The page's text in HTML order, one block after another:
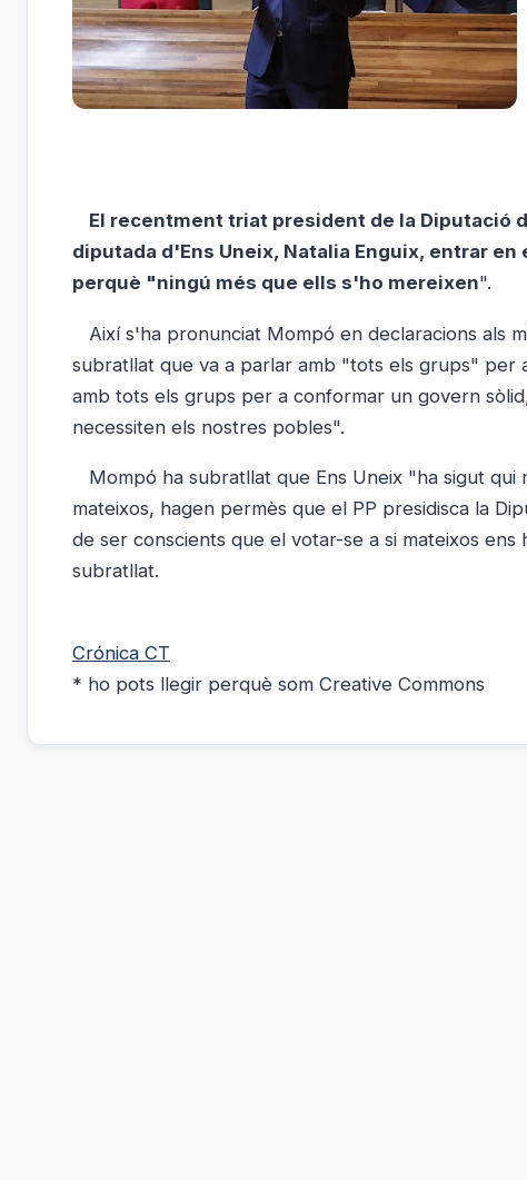
El recentment triat president de la Diputació
diputada d'Ens Uneix, Natalia Enguix, entrar
perquè "ningú més que ells s'ho mereixen".
Així s'ha pronunciat Mompó en declaracions als
subratllat que va a parlar amb "tots els grups" per
amb tots els grups per a conformar un govern
necessiten els nostres pobles".
Mompó ha subratllat que Ens Uneix "ha sigut
mateixos, hagen permès que el PP presidisca la
de ser conscients que el votar-se a si mateixos
subratllat.
Crónica CT
* ho pots llegir perquè som Creative Commons